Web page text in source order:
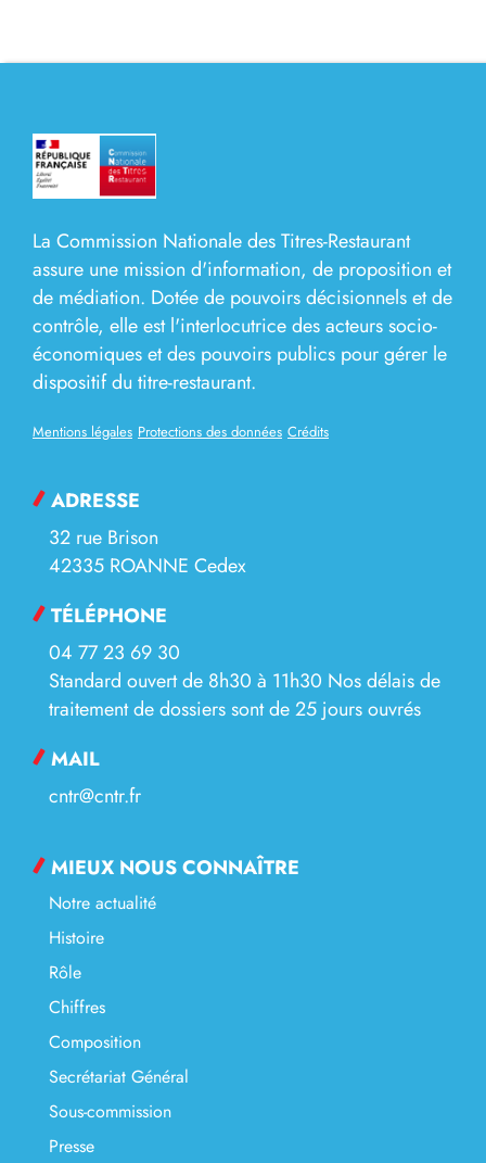
La Commission Nationale des Titres-Restaurant
assure une mission d'information, de proposition et
de médiation. Dotée de pouvoirs décisionnels et de
contrôle, elle est l'interlocutrice des acteurs socio-
économiques et des pouvoirs publics pour gérer le
dispositif du titre-restaurant.
Mentions légales Protections des données Crédits
ADRESSE
32 rue Brison
42335 ROANNE Cedex
TÉLÉPHONE
04 77 23 69 30
Standard ouvert de 8h30 à 11h30 Nos délais de
traitement de dossiers sont de 25 jours ouvrés
MAIL
cntr@cntr.fr
MIEUX NOUS CONNAÎTRE
Notre actualité
Histoire
Rôle
Chiffres
Composition
Secrétariat Général
Sous-commission
Presse